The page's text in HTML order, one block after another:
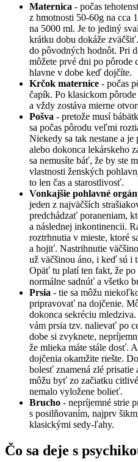
Maternica - počas
z hmotnosti 50-60g na cca
na 5000 ml. Je to jediný
krátku dobu dokáže
do pôvodných hodnôt. Pri
môžete prvé dni po
hlavne v dobe keď dojčíte.
Krčok maternice - počas
čapík. Po klasickom
a vždy zostáva mierne
Pošva - pretože musí
sa počas pôrodu veľmi
Niekedy sa tak nestane a
alebo dokonca lekárskeho
sa nemusíte báť, že by ste
vlastnosti ženských
to len čas a starostlivosť.
Vonkajšie pohlavné
jeden z najväčších
predchádzať poraneniam,
a následnej inkontinencii.
roztrhnutia v mieste, ktoré
a hojiť. Nastrihnutie
už väčšinou áno, i keď sú i
Opäť tu platí ten fakt, že
normálne sadnúť a všetko
Prsia - tie sa môžu
pripravovať na dojčenie.
dokonca sekréciu
vám prsia tzv. nalievať po
dobe si zvyknete,
že mlieka máte stále dosť.
dojčenia okamžite riešte.
bolesť znamená zlé
môžu byť zo začiatku
nemalo vyložene bolieť.
Brucho - nepríjemné strie
s posilňovaním, najprv
klasickými sedy-ľahy.
Čo sa deje s